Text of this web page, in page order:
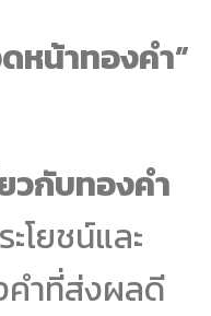
หน้าทองคำ”
วกับทองคำ
ะโยชน์และ
ำที่ส่งผลดี